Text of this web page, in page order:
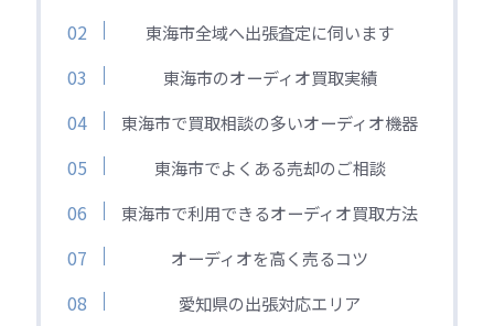
東海市全域へ出張査定に伺います
東海市のオーディオ買取実績
東海市で買取相談の多いオーディオ機器
東海市でよくある売却のご相談
東海市で利用できるオーディオ買取方法
オーディオを高く売るコツ
愛知県の出張対応エリア